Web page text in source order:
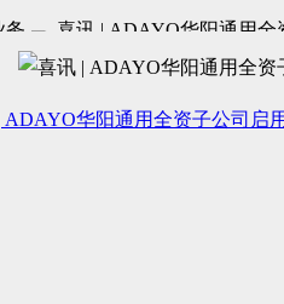
ADAYO华阳通用全资子公司启